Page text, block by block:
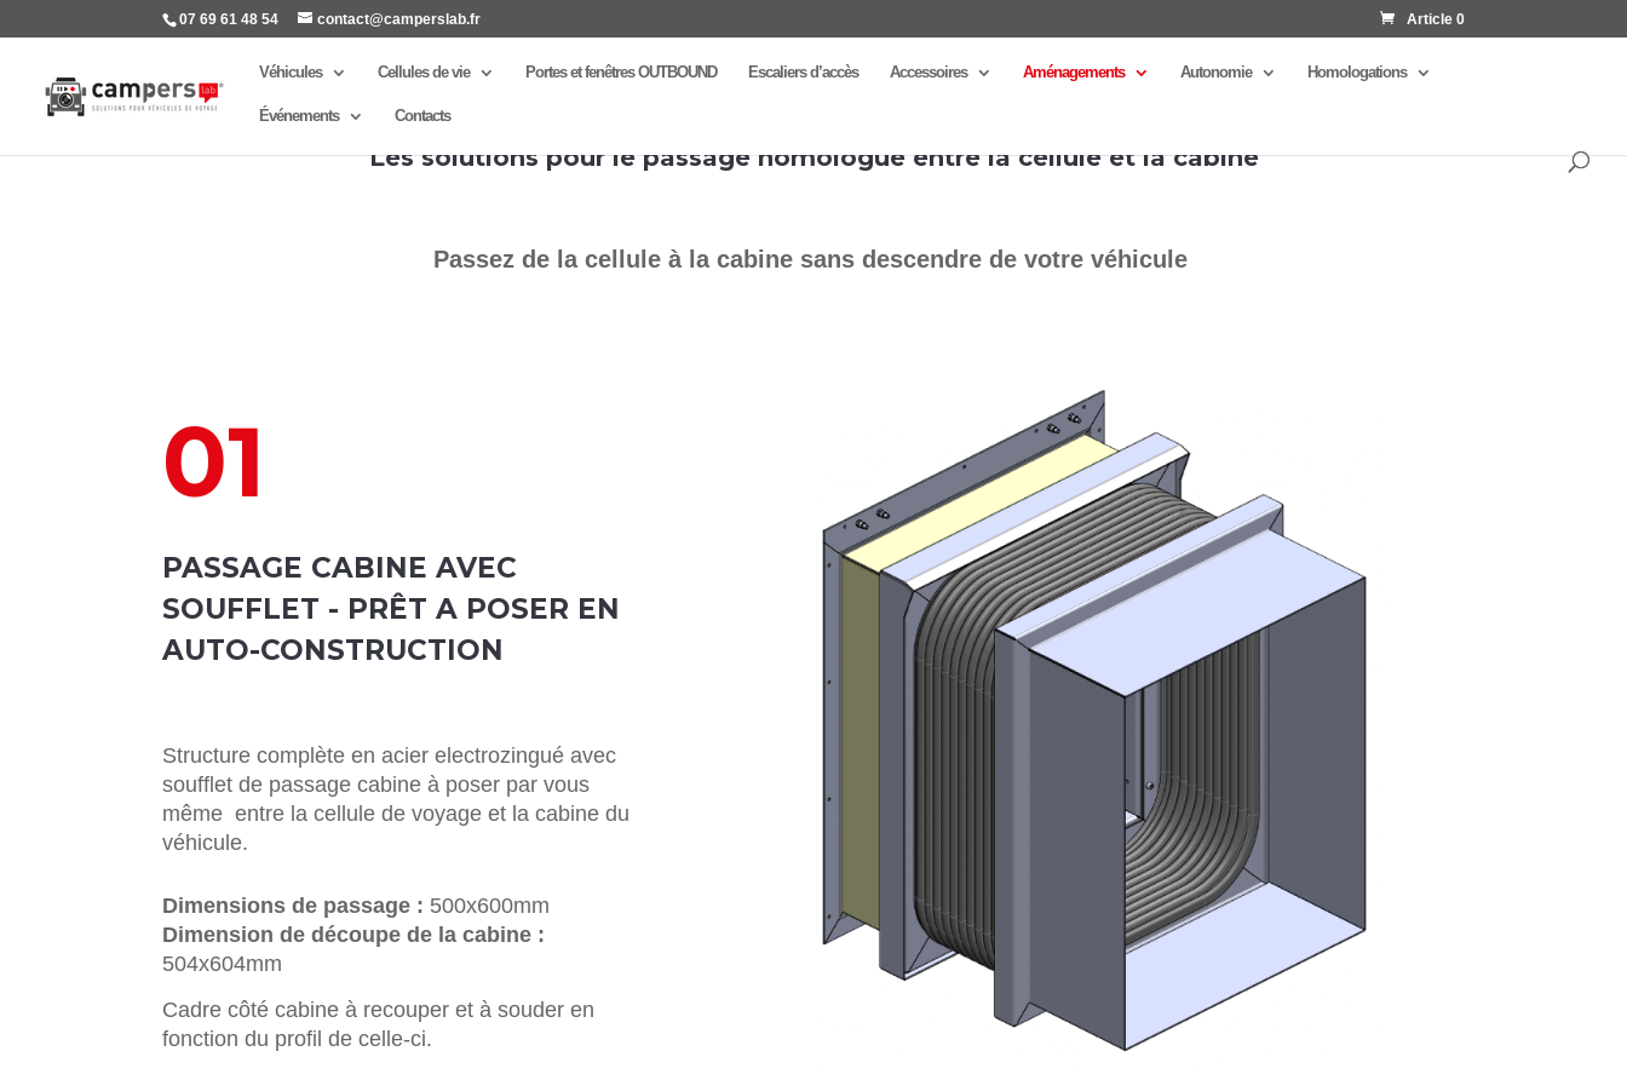
07 69 61 48 54 contact@camperslab.fr Article 0
Véhicules Cellules de vie Portes et fenêtres OUTBOUND Escaliers d’accès Accessoires Aménagements Autonomie Homologations
Événements Contacts
Les solutions pour le passage homologué entre la cellule et la cabine
Passez de la cellule à la cabine sans descendre de votre véhicule
01
PASSAGE CABINE AVEC
SOUFFLET - PRÊT A POSER EN
AUTO-CONSTRUCTION
Structure complète en acier electrozingué avec
soufflet de passage cabine à poser par vous
même entre la cellule de voyage et la cabine du
véhicule.
Dimensions de passage : 500x600mm
Dimension de découpe de la cabine :
504x604mm
Cadre côté cabine à recouper et à souder en
fonction du profil de celle-ci.